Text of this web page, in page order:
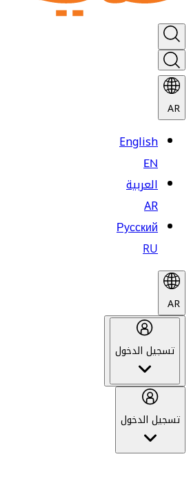
AR
English
EN
العربية
AR
Русский
RU
AR
تسجيل الدخول
تسجيل الدخول